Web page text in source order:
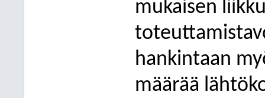
mukaisen
hankintaan
määrää